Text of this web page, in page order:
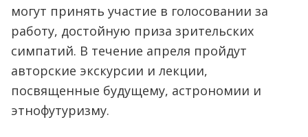
могут принять участие в голосовании за
работу, достойную приза зрительских
симпатий. В течение апреля пройдут
авторские экскурсии и лекции,
посвященные будущему, астрономии и
этнофутуризму.